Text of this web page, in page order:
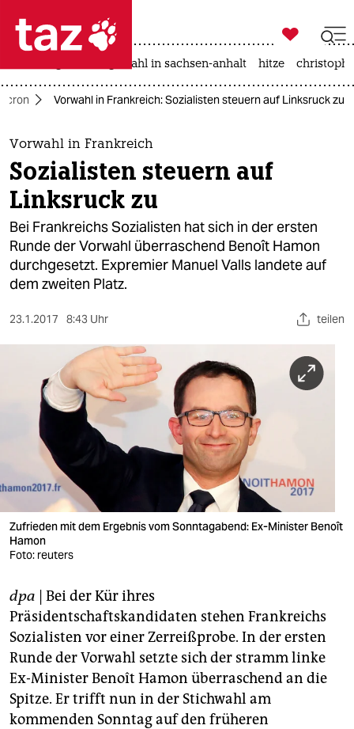
 taz zahl ich
taz zahl ich
themen
politik
öko
gesellschaft
kultur
sport
nord
wahrheit
verlag
verlag
veranstaltungen
shop
fragen & hilfe
unterstützen
abo
genossenschaft
epaper login

taz zahl ich
landtagswahl in sachsen-anhalt hitze
Vorwahl in Frankreich: Sozialisten steuern auf Linksruck zu
Vorwahl in Frankreich
Sozialisten steuern auf
Linksruck zu
Bei Frankreichs Sozialisten hat sich in der ersten
Runde der Vorwahl überraschend Benoît Hamon
durchgesetzt. Expremier Manuel Valls landete auf
dem zweiten Platz.
23.1.2017 8:43 Uhr teilen
Zufrieden mit dem Ergebnis vom Sonntagabend: Ex-Minister Benoît
Hamon
Foto: reuters
dpa | Bei der Kür ihres
Präsidentschaftskandidaten stehen Frankreichs
Sozialisten vor einer Zerreißprobe. In der ersten
Runde der Vorwahl setzte sich der stramm linke
Ex-Minister Benoît Hamon überraschend an die
Spitze. Er trifft nun in der Stichwahl am
kommenden Sonntag auf den früheren